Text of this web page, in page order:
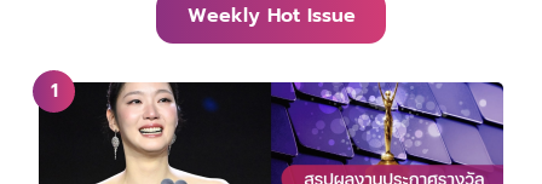
Weekly Hot Issue